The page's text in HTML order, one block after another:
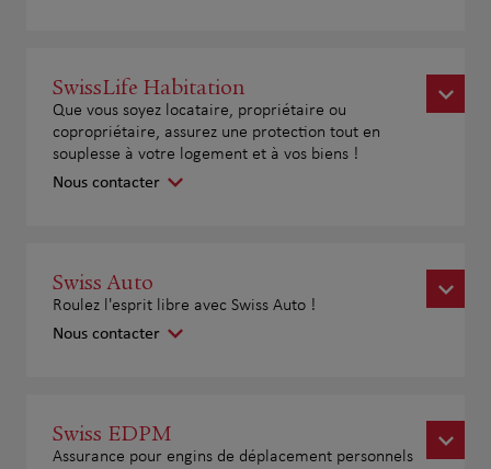
SwissLife Habitation
Que vous soyez locataire, propriétaire ou
copropriétaire, assurez une protection tout en
souplesse à votre logement et à vos biens !
Nous contacter
Swiss Auto
Roulez l'esprit libre avec Swiss Auto !
Nous contacter
Swiss EDPM
Assurance pour engins de déplacement personnels